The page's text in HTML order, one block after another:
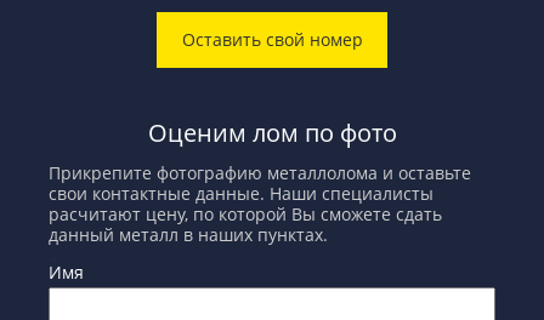
Оставить свой номер
Оценим лом по фото
Прикрепите фотографию металлолома и оставьте
свои контактные данные. Наши специалисты
расчитают цену, по которой Вы сможете сдать
данный металл в наших пунктах.
Имя